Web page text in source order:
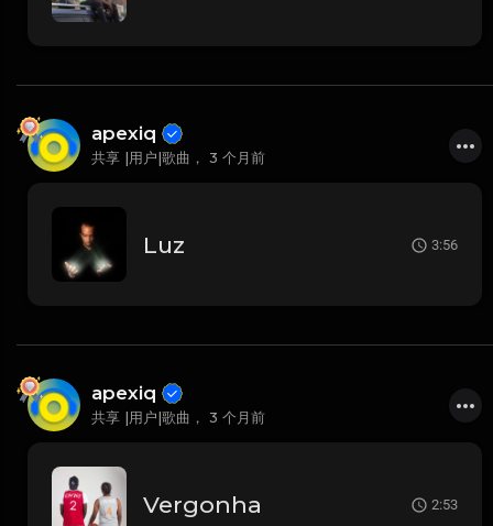
apexiq
共享 |用户|歌曲， 3 个月前
Luz 3:56
apexiq
共享 |用户|歌曲， 3 个月前
Vergonha 2:53